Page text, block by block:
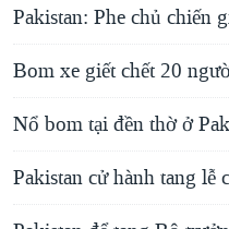
Pakistan: Phe chủ chiến
Bom xe giết chết 20
Nổ bom tại đền thờ ở
Pakistan cử hành tang